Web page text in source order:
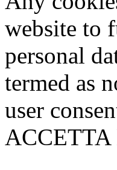
website to
personal
termed as
user
ACCETTA